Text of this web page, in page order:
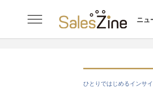
ニュ
ひとりではじめるインサ